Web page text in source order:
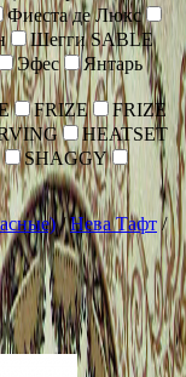
Фиеста де Люкс
Шегги SABLE
Эфес
Янтарь
FRIZE
FRIZE
HEATSET
SHAGGY
/Нева Тафт/